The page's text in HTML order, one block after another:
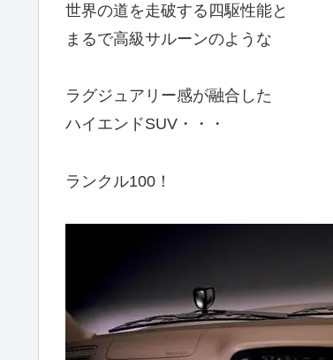
世界の道を走破する四駆性能と
まるで高級サルーンのような
ラグジュアリー感が融合した
ハイエンドSUV・・・
ランクル100！